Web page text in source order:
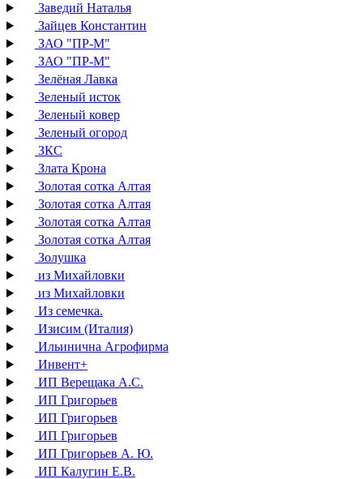
Заведий Наталья
Зайцев Константин
ЗАО "ПР-М"
ЗАО "ПР-М"
Зелёная Лавка
Зеленый исток
Зеленый ковер
Зеленый огород
ЗКС
Злата Крона
Золотая сотка Алтая
Золотая сотка Алтая
Золотая сотка Алтая
Золотая сотка Алтая
Золушка
из Михайловки
из Михайловки
Из семечка.
Изисим (Италия)
Ильинична Агрофирма
Инвент+
ИП Верещака А.С.
ИП Григорьев
ИП Григорьев
ИП Григорьев
ИП Григорьев А. Ю.
ИП Калугин Е.В.